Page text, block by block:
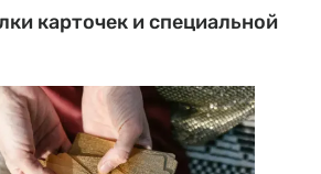
карточек и специальной